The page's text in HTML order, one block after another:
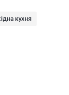
кухня